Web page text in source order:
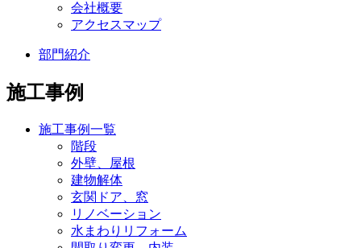
会社概要
アクセスマップ
部門紹介
施工事例
施工事例一覧
階段
外壁、屋根
建物解体
玄関ドア、窓
リノベーション
水まわりリフォーム